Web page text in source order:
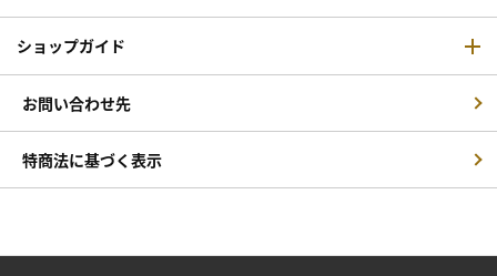
ショップガイド
お問い合わせ先
特商法に基づく表示